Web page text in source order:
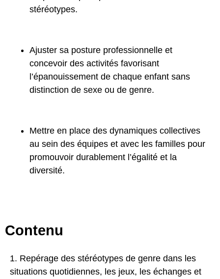
stéréotypes.
Ajuster sa posture professionnelle et
concevoir des activités favorisant
l’épanouissement de chaque enfant sans
distinction de sexe ou de genre.
Mettre en place des dynamiques collectives
au sein des équipes et avec les familles pour
promouvoir durablement l’égalité et la
diversité.
Contenu
1. Repérage des stéréotypes de genre dans les
situations quotidiennes, les jeux, les échanges et